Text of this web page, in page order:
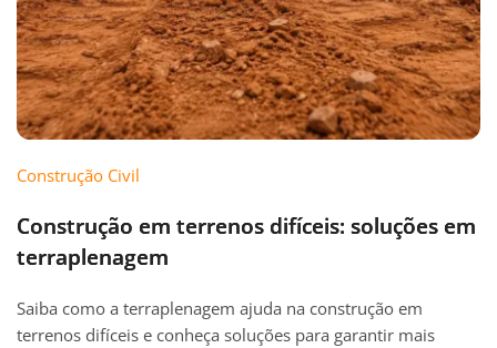
Construção Civil
Construção em terrenos difíceis: soluções em
terraplenagem
Saiba como a terraplenagem ajuda na construção em
terrenos difíceis e conheça soluções para garantir mais